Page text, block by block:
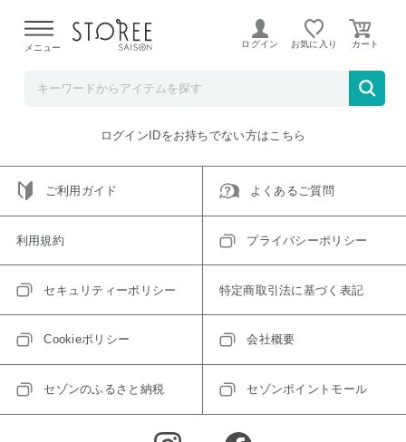
よる配送遅延が発生しております。
メニュー ログイン お気に入り
ご指定のアイテムは取り扱い終了、またはただいま取り扱い
トップへ戻る
ログインIDをお持ちでない方はこちら
ご利用ガイド よくあるご質問
利用規約 プライバシーポリシー
セキュリティーポリシー 特定商取引法に基づく表記
Cookieポリシー 会社概要
セゾンのふるさと納税 セゾンポイントモール